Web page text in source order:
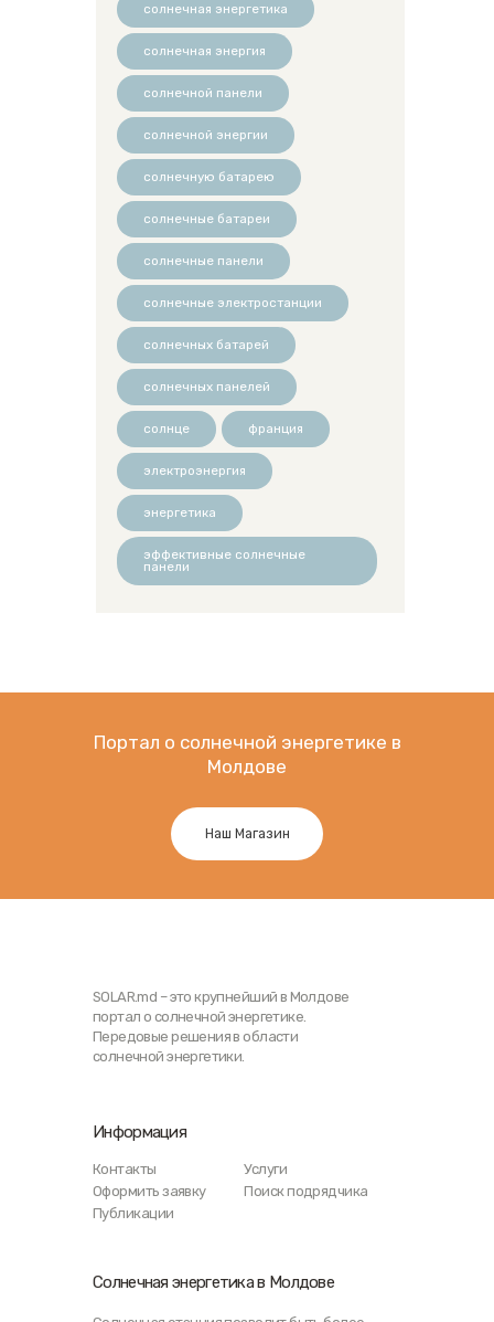
солнечная энергетика
солнечная энергия
солнечной панели
солнечной энергии
солнечную батарею
солнечные батареи
солнечные панели
солнечные электростанции
солнечных батарей
солнечных панелей
солнце франция
электроэнергия
энергетика
эффективные солнечные
панели
Портал о солнечной энергетике в
Молдове
Наш Магазин
SOLAR.md – это крупнейший в Молдове
портал о солнечной энергетике.
Передовые решения в области
солнечной энергетики.
Информация
Контакты
Услуги
Оформить заявку
Поиск подрядчика
Публикации
Солнечная энергетика в Молдове